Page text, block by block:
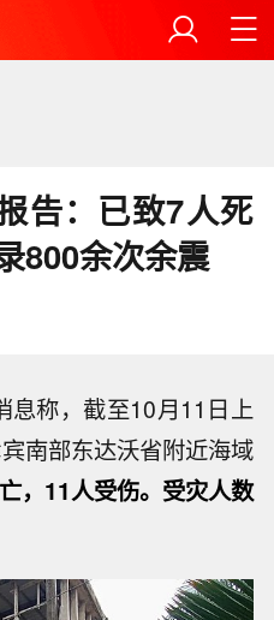
告：已致7人死
800余次余震
息称，截至10月11日上
南部东达沃省附近海域
，11人受伤。受灾人数